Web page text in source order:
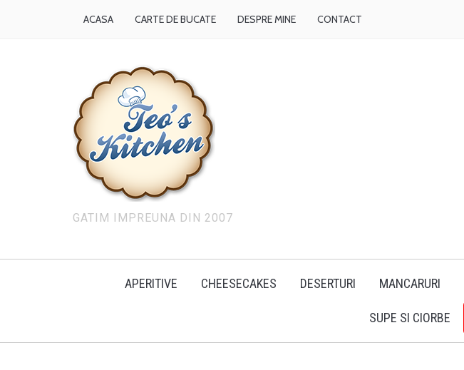
ACASA CARTE DE BUCATE DESPRE MINE CONTACT
GATIM IMPREUNA DIN 2007
APERITIVE CHEESECAKES DESERTURI MANCARURI
SUPE SI CIORBE